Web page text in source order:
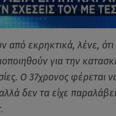
από εκρηκτικά, λένε,
για την
Ο 37χρονος φέρεται
δεν τα είχε